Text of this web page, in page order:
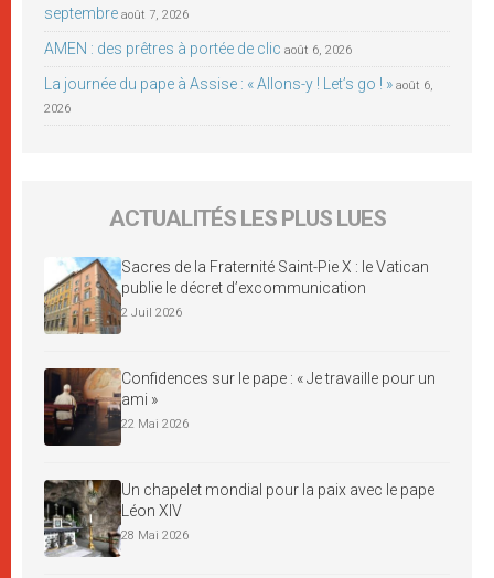
septembre août 7, 2026
AMEN : des prêtres à portée de clic août 6, 2026
La journée du pape à Assise : « Allons-y ! Let’s go ! » août 6,
2026
ACTUALITÉS LES PLUS LUES
Sacres de la Fraternité Saint-Pie X : le Vatican
publie le décret d’excommunication
2 Juil 2026
Confidences sur le pape : « Je travaille pour un
ami »
22 Mai 2026
Un chapelet mondial pour la paix avec le pape
Léon XIV
28 Mai 2026